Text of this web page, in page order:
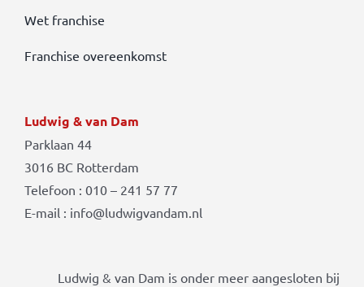
Wet franchise
Franchise overeenkomst
Ludwig & van Dam
Parklaan 44
3016 BC Rotterdam
Telefoon : 010 – 241 57 77
E-mail : info@ludwigvandam.nl
Ludwig & van Dam is onder meer aangesloten bij